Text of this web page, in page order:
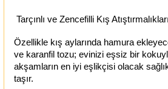
Tarçınlı ve Zencefilli Kış Atıştırmalıkları
Özellikle kış aylarında hamura
ve karanfil tozu; evinizi eşsiz bir
akşamların en iyi eşlikçisi olacak
taşır.